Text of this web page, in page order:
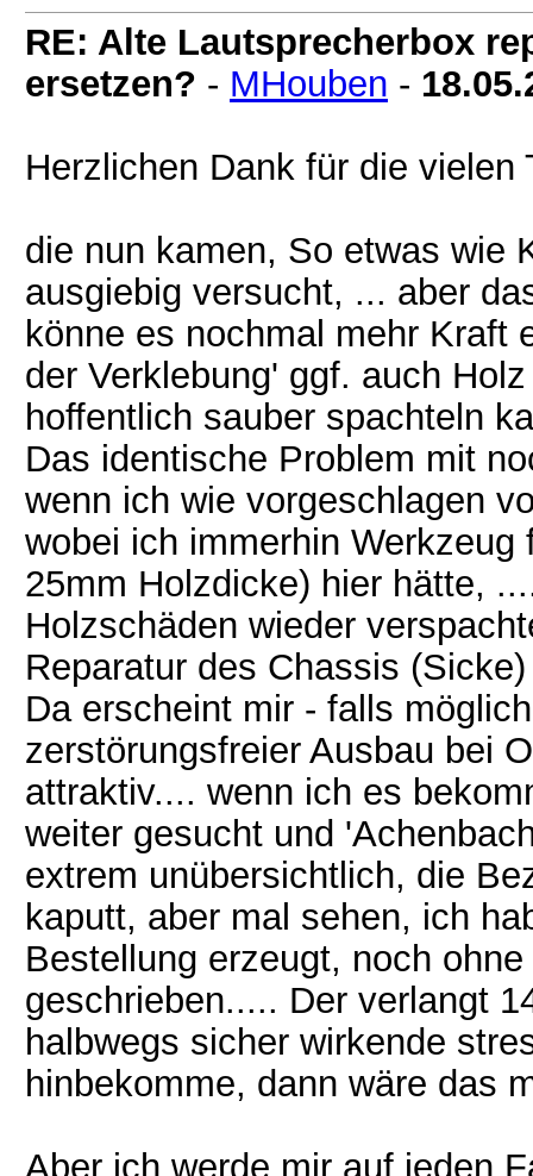
RE: Alte Lautsprecherbox
ersetzen? - MHouben -
Herzlichen Dank für die vielen
die nun kamen, So etwas wie
ausgiebig versucht, ... aber
könne es nochmal mehr Kraft
der Verklebung' ggf. auch
hoffentlich sauber spachteln
Das identische Problem mit
wenn ich wie vorgeschlagen
wobei ich immerhin
25mm Holzdicke) hier hätte,
Holzschäden wieder
Reparatur des Chassis
Da erscheint mir - falls
zerstörungsfreier Ausbau bei
attraktiv.... wenn ich es
weiter gesucht und
extrem unübersichtlich, die
kaputt, aber mal sehen, ich
Bestellung erzeugt, noch
geschrieben..... Der verlangt
halbwegs sicher wirkende
hinbekomme, dann wäre das
Aber ich werde mir auf jeden